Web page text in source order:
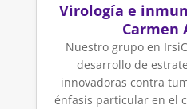
Virología e
Carmen
Nuestro grupo en
desarrollo de
innovadoras contra
énfasis particular en el